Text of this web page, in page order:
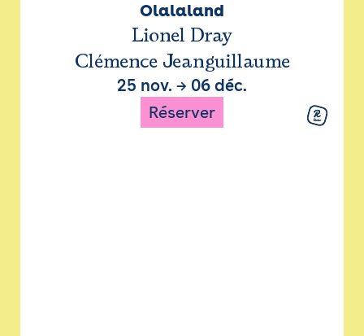
Olalaland
Lionel Dray
Clémence Jeanguillaume
25 nov. → 06 déc.
Réserver